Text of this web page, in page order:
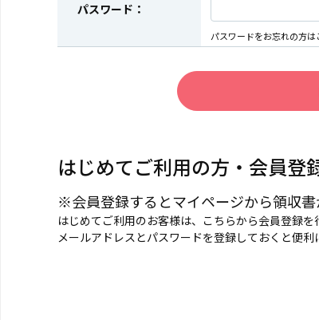
パスワード：
パスワードをお忘れの方は
はじめてご利用の方・会員登
※会員登録するとマイページから領収書
はじめてご利用のお客様は、こちらから会員登録を
メールアドレスとパスワードを登録しておくと便利